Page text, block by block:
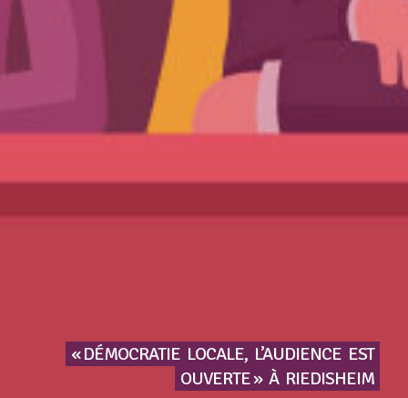
« DÉMOCRATIE LOCALE, L’AUDIENCE EST
OUVERTE » À RIEDISHEIM